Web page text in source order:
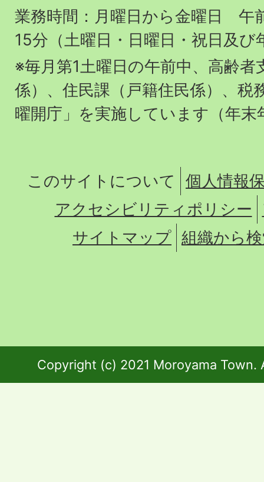
業務時間：月曜日から金曜日 午
15分（土曜日・日曜日・祝日及び
※毎月第1土曜日の午前中、高齢者
係）、住民課（戸籍住民係）、税
曜開庁」を実施しています（年末
このサイトについて
個人情報
アクセシビリティポリシー
サイトマップ 組織から
Copyright (c) 2021 Moroyama Town.